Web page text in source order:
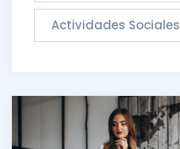
Actividades Sociales